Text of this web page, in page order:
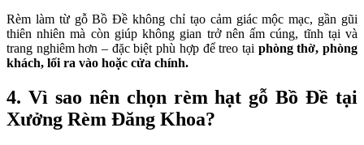
Rèm làm từ gỗ Bồ Đề không chỉ tạo cảm giác mộc mạc, gần gũi
thiên nhiên mà còn giúp không gian trở nên ấm cúng, tĩnh tại và
trang nghiêm hơn – đặc biệt phù hợp để treo tại phòng thờ, phòng
khách, lối ra vào hoặc cửa chính.
4. Vì sao nên chọn rèm hạt gỗ Bồ Đề tại
Xưởng Rèm Đăng Khoa?